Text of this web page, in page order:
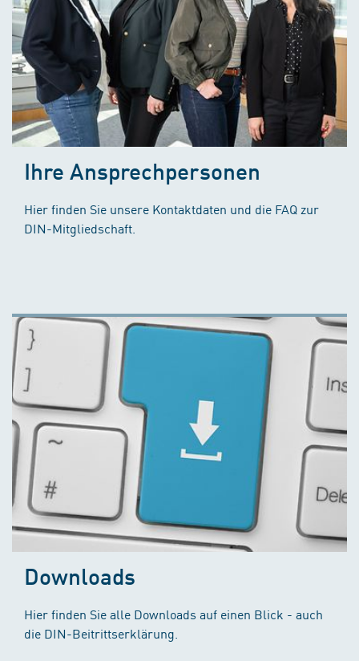
Ihre Ansprechpersonen
Hier finden Sie unsere Kontaktdaten und die FAQ zur
DIN-Mitgliedschaft.
Downloads
Hier finden Sie alle Downloads auf einen Blick - auch
die DIN-Beitrittserklärung.